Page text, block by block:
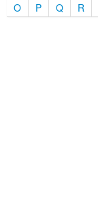
O
P Q R